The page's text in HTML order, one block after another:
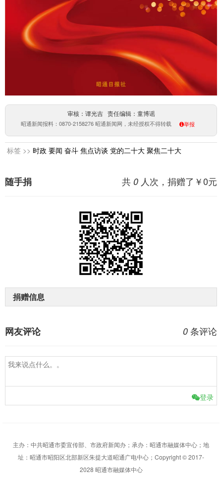
审核：谭光吉 责任编辑：童博谣
昭通新闻报料：0870-2158276 昭通新闻网，未经授权不得转载 举报
标签 >> 时政 要闻 奋斗 焦点访谈 党的二十大 聚焦二十大
共 0 人次，捐赠了￥0元
随手捐
捐赠信息
0 条评论
网友评论
登录
主办：中共昭通市委宣传部、市政府新闻办；承办：昭通市融媒体中心；地
址：昭通市昭阳区北部新区朱提大道昭通广电中心；Copyright © 2017-
2028 昭通市融媒体中心